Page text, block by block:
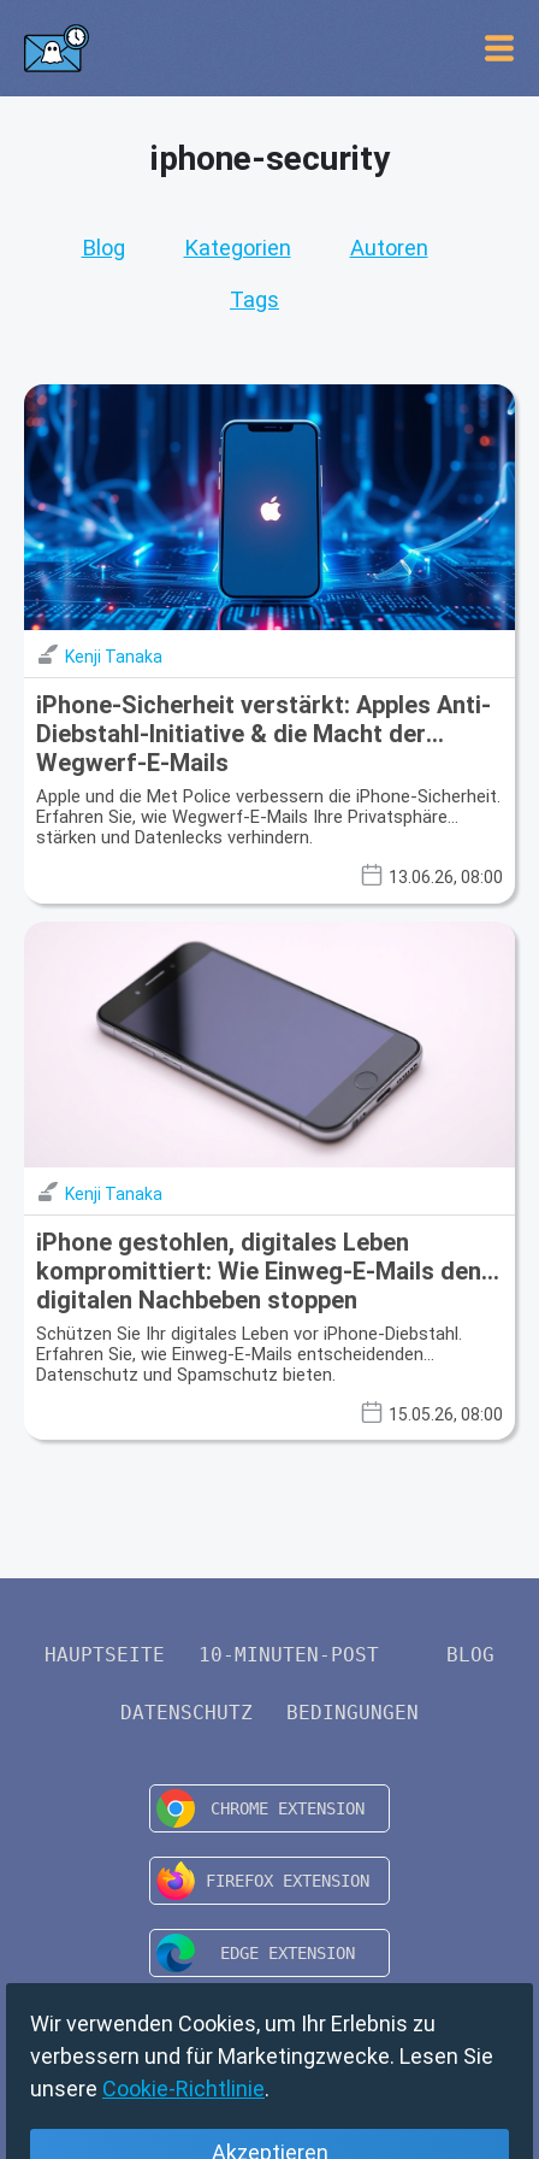
iphone-security
Blog Kategorien Autoren
Tags
Kenji Tanaka
iPhone-Sicherheit verstärkt: Apples Anti-
Diebstahl-Initiative & die Macht der
Wegwerf-E-Mails
Apple und die Met Police verbessern die iPhone-Sicherheit.
Erfahren Sie, wie Wegwerf-E-Mails Ihre Privatsphäre
stärken und Datenlecks verhindern.
13.06.26, 08:00
Kenji Tanaka
iPhone gestohlen, digitales Leben
kompromittiert: Wie Einweg-E-Mails den
digitalen Nachbeben stoppen
Schützen Sie Ihr digitales Leben vor iPhone-Diebstahl.
Erfahren Sie, wie Einweg-E-Mails entscheidenden
Datenschutz und Spamschutz bieten.
15.05.26, 08:00
HAUPTSEITE 10-MINUTEN-POST BLOG
DATENSCHUTZ BEDINGUNGEN
Wir verwenden Cookies, um Ihr Erlebnis zu
verbessern und für Marketingzwecke. Lesen Sie
unsere Cookie-Richtlinie.
Akzeptieren